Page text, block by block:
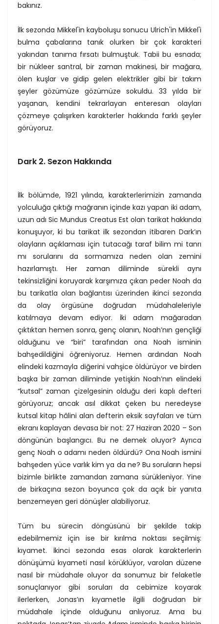
bakınız.
İlk sezonda Mikkel'in kayboluşu sonucu Ulrich'in Mikkel'i
bulma çabalarına tanık olurken bir çok karakteri
yakından tanıma fırsatı bulmuştuk. Tabii bu esnada;
bir nükleer santral, bir zaman makinesi, bir mağara,
ölen kuşlar ve gidip gelen elektrikler gibi bir takım
şeyler gözümüze gözümüze sokuldu. 33 yılda bir
yaşanan, kendini tekrarlayan enteresan olayları
çözmeye çalışırken karakterler hakkında farklı şeyler
görüyoruz.
Dark 2. Sezon Hakkında
İlk bölümde, 1921 yılında, karakterlerimizin zamanda
yolculuğa çıktığı mağranın içinde kazı yapan iki adam,
uzun adı Sic Mundus Creatus Est olan tarikat hakkında
konuşuyor, ki bu tarikat ilk sezondan itibaren Dark’ın
olayların açıklaması için tutacağı taraf bilim mi tanrı
mı sorularını da sormamıza neden olan zemini
hazırlamıştı. Her zaman diliminde sürekli aynı
tekinsizliğini koruyarak karşımıza çıkan peder Noah da
bu tarikatla olan bağlantısı üzerinden ikinci sezonda
da olay örgüsüne doğrudan müdahaleleriyle
katılmaya devam ediyor. İki adam mağaradan
çıktıktan hemen sonra, genç olanın, Noah’nın gençliği
olduğunu ve “biri” tarafından ona Noah isminin
bahşedildiğini öğreniyoruz. Hemen ardından Noah
elindeki kazmayla diğerini vahşice öldürüyor ve birden
başka bir zaman diliminde yetişkin Noah’nın elindeki
“kutsal” zaman çizelgesinin olduğu deri kaplı defteri
görüyoruz; ancak asıl dikkat çeken bu neredeyse
kutsal kitap hâlini alan defterin eksik sayfaları ve tüm
ekranı kaplayan devasa bir not: 27 Haziran 2020 – Son
döngünün başlangıcı. Bu ne demek oluyor? Ayrıca
genç Noah o adamı neden öldürdü? Ona Noah ismini
bahşeden yüce varlık kim ya da ne? Bu soruların hepsi
bizimle birlikte zamandan zamana sürükleniyor. Yine
de birkaçına sezon boyunca çok da açık bir yanıta
benzemeyen geri dönüşler alabiliyoruz.
Tüm bu sürecin döngüsünü bir şekilde takip
edebilmemiz için ise bir kırılma noktası seçilmiş:
kıyamet. İkinci sezonda esas olarak karakterlerin
dönüşümü kıyameti nasıl körüklüyor, varolan düzene
nasıl bir müdahale oluyor da sonumuz bir felaketle
sonuçlanıyor gibi soruları da cebimize koyarak
ilerlerken, Jonas’ın kıyametle ilgili doğrudan bir
müdahale içinde olduğunu anlıyoruz. Ama bu